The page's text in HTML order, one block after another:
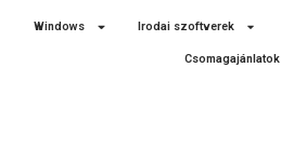
Windows Irodai szoftverek
Csomagajánlatok